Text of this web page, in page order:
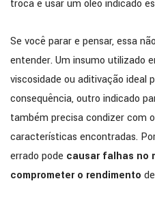
troca é usar um óleo indicado
Se você parar e pensar, essa
entender. Um insumo utilizado
viscosidade ou aditivação ideal
consequência, outro indicado
também precisa condizer com
características encontradas.
errado pode causar falhas no
comprometer o rendimento